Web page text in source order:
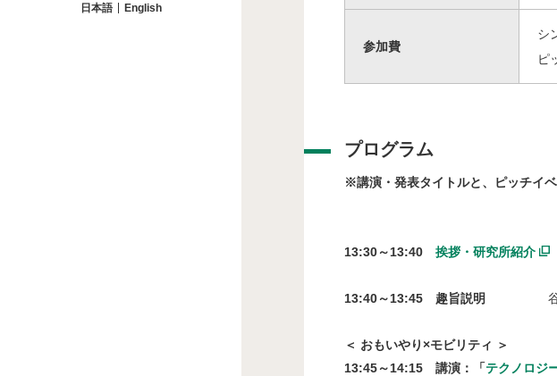
日本語 English
参加費
シ
ピ
プログラム
※講演・発表タイトルと、ピッチイ
司会：青木
13:30～13:40 挨拶・研究所紹介
13:40～13:45 趣旨説明 谷川 史
＜ おもいやり×モビリティ ＞
13:45～14:15 講演：
「テクノロジ